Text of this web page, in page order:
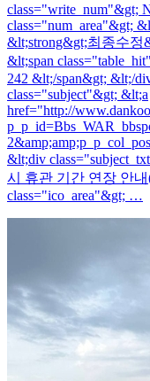
class="write_num"&gt;
class="num_area"&gt;
&lt;strong&gt;최종수정
&lt;span
242 &lt;/span&gt; &lt;/
class="subject"&gt; &lt;a
href="http://
&lt;div
시 휴관 기간 연장 안
class="ico_area"&gt; …